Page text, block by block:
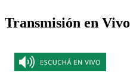
Transmisión en Vivo